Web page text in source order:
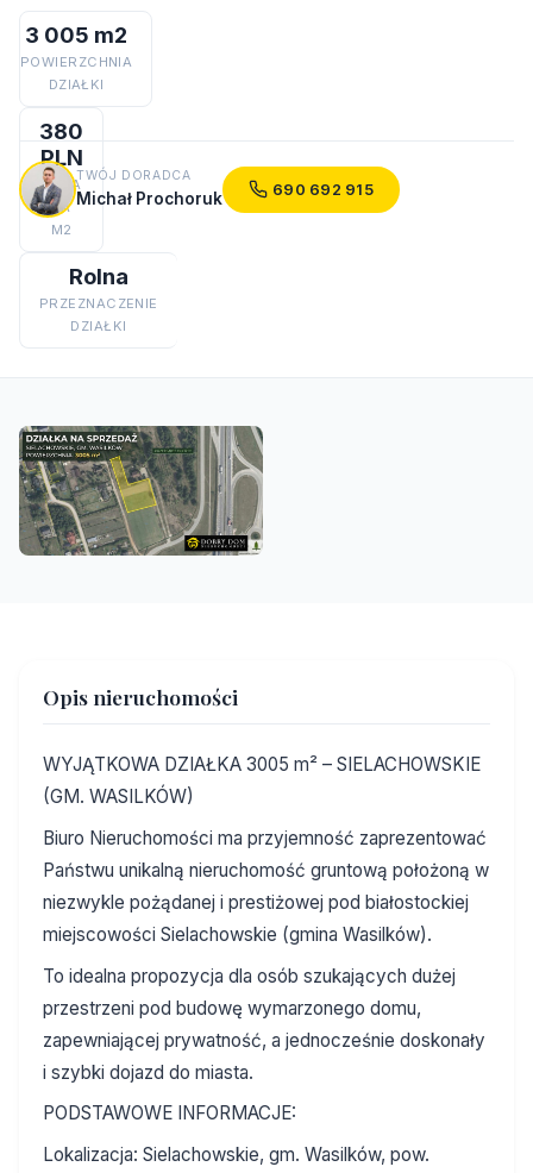
3 005 m2
POWIERZCHNIA
DZIAŁKI
380
PLN
CENA
ZA
M2
Rolna
PRZEZNACZENIE
DZIAŁKI
TWÓJ DORADCA
Michał Prochoruk 690 692 915
Opis nieruchomości
WYJĄTKOWA DZIAŁKA 3005 m² – SIELACHOWSKIE
(GM. WASILKÓW)
Biuro Nieruchomości ma przyjemność zaprezentować
Państwu unikalną nieruchomość gruntową położoną w
niezwykle pożądanej i prestiżowej pod białostockiej
miejscowości Sielachowskie (gmina Wasilków).
To idealna propozycja dla osób szukających dużej
przestrzeni pod budowę wymarzonego domu,
zapewniającej prywatność, a jednocześnie doskonały
i szybki dojazd do miasta.
PODSTAWOWE INFORMACJE:
Lokalizacja: Sielachowskie, gm. Wasilków, pow.